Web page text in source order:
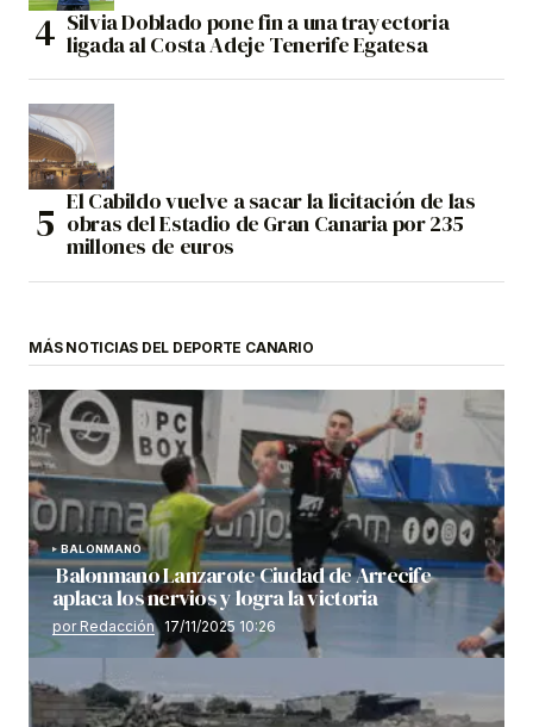
Silvia Doblado pone fin a una trayectoria
ligada al Costa Adeje Tenerife Egatesa
El Cabildo vuelve a sacar la licitación de las
obras del Estadio de Gran Canaria por 235
millones de euros
MÁS NOTICIAS DEL DEPORTE CANARIO
BALONMANO
Balonmano Lanzarote Ciudad de Arrecife
aplaca los nervios y logra la victoria
por Redacción 17/11/2025 10:26